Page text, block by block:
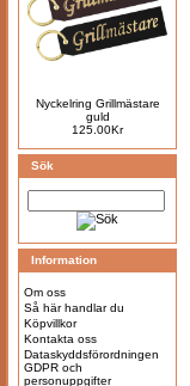
Nyckelring Grillmästare
guld
125.00Kr
Sök
Information
Om oss
Så här handlar du
Köpvillkor
Kontakta oss
Dataskyddsförordningen
GDPR och
personuppgifter